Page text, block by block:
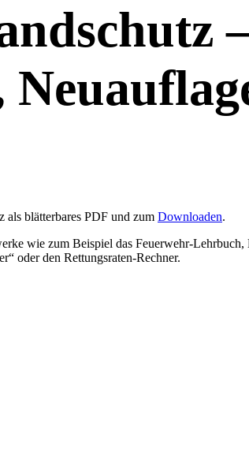
als blätterbares PDF und zum Downloaden.
wie zum Beispiel das Feuerwehr-
oder den Rettungsraten-Rechner.